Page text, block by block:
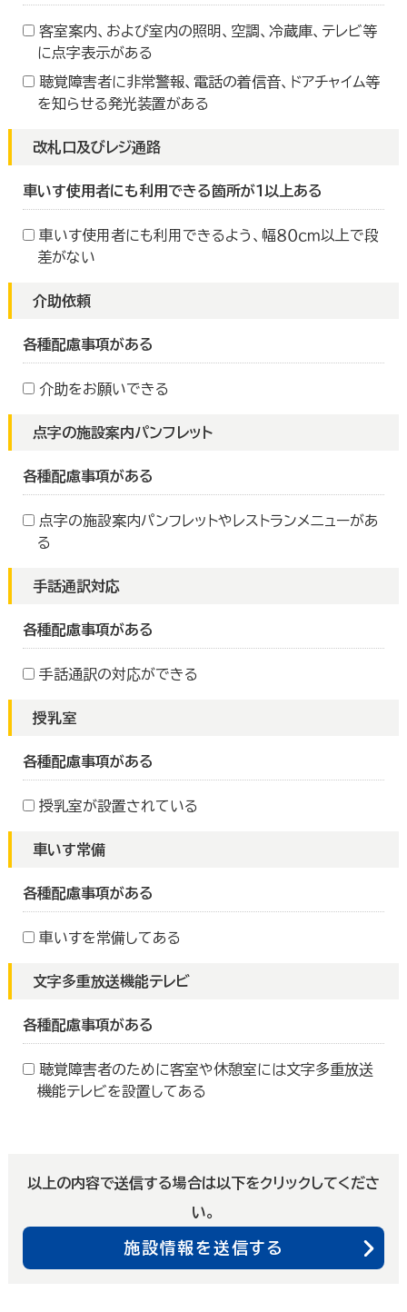
客室案内、および室内の照明、空調、冷蔵庫、テレビ等
に点字表示がある
聴覚障害者に非常警報、電話の着信音、ドアチャイム等
を知らせる発光装置がある
改札口及びレジ通路
車いす使用者にも利用できる箇所が１以上ある
車いす使用者にも利用できるよう、幅８０ｃｍ以上で段
差がない
介助依頼
各種配慮事項がある
介助をお願いできる
点字の施設案内パンフレット
各種配慮事項がある
点字の施設案内パンフレットやレストランメニューがあ
る
手話通訳対応
各種配慮事項がある
手話通訳の対応ができる
授乳室
各種配慮事項がある
授乳室が設置されている
車いす常備
各種配慮事項がある
車いすを常備してある
文字多重放送機能テレビ
各種配慮事項がある
聴覚障害者のために客室や休憩室には文字多重放送
機能テレビを設置してある
以上の内容で送信する場合は以下をクリックしてくださ
い。
施設情報を送信する